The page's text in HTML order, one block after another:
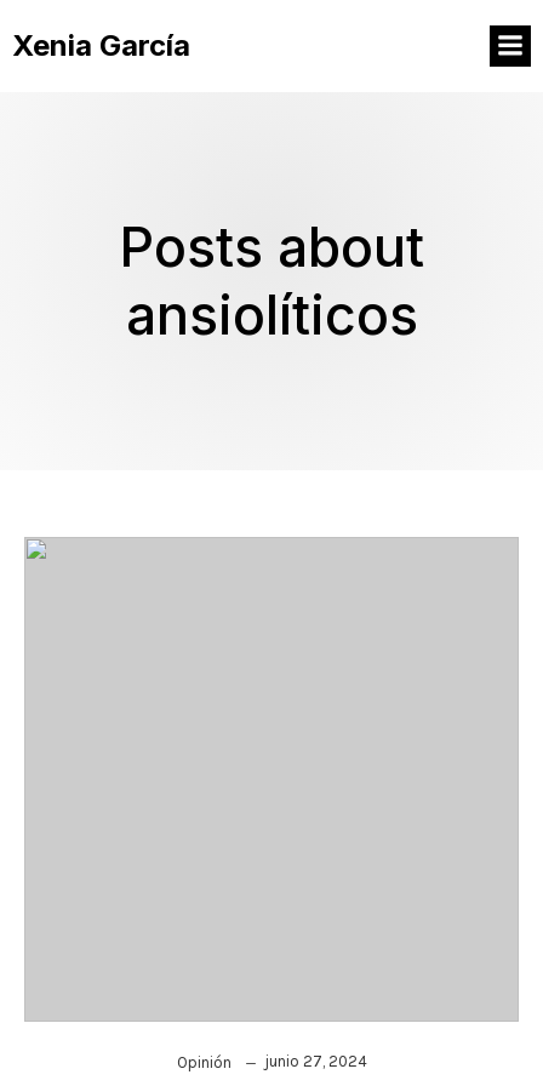
Xenia García
Posts about
ansiolíticos
Opinión junio 27, 2024